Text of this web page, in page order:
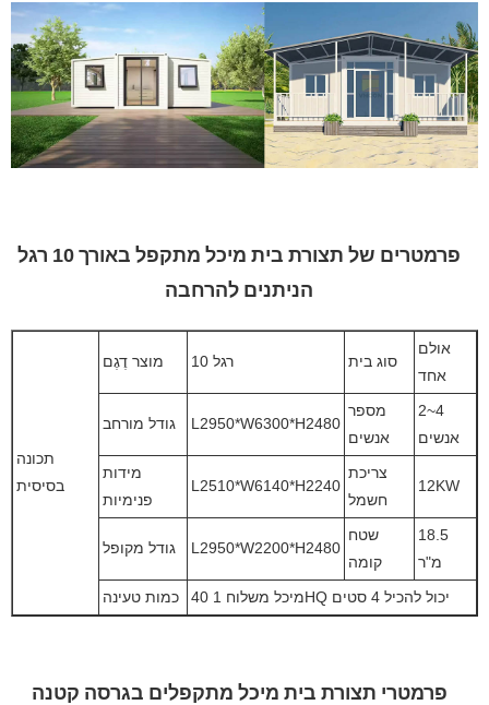
פרמטרים של תצורת בית מיכל מתקפל באורך 10 רגל
הניתנים להרחבה
תכונה
בסיסית
מוצר דֶגֶם 10 רגל סוג בית
אולם
אחד
גודל מורחב L2950*W6300*H2480
מספר
אנשים
2~4
אנשים
מידות
פנימיות
L2510*W6140*H2240
צריכת
חשמל
12KW
גודל מקופל L2950*W2200*H2480
שטח
קומה
18.5
מ"ר
כמות טעינה
מיכל משלוח 1 40HQ יכול להכיל 4 סטים
פרמטרי תצורת בית מיכל מתקפלים בגרסה קטנה